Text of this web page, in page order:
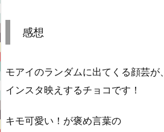
感想
モアイのランダムに出てくる顔芸が、
インスタ映えするチョコです！
キモ可愛い！が褒め言葉の